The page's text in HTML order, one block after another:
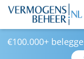
€100.000+